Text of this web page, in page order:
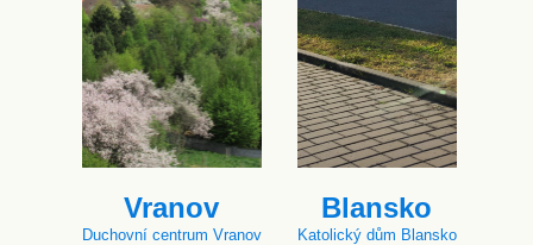
Vranov
Duchovní centrum Vranov
Blansko
Katolický dům Blansko